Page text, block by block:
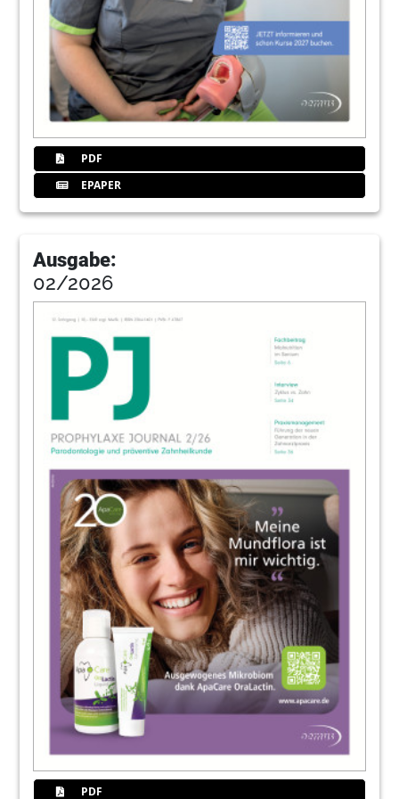
26 Produkte
Redaktion
27 Jahrbuch Zahnerhaltung – ein Best-of für
Endodontie & Prophylaxe
FAQ im Arbeitsrecht – Antworten für die
Praxis
Nancy Djelassi
Zisterer über Beruf und Gewinn des
Praktikerpreises
Friederike Heidenreich im Gespräch mit Heidi
Zisterer
Sagen Sie, was Sie wollen –
Kommunikation mit Mitarbeitenden
Gudrun Mentel
38Praxisrelevante und praktische Einblicke
beim MUNDHYGIENETAG 2024
Redaktion
WE LOVE Zahnerhaltung – Alles rund ums
Fach bei der OEMUS MEDIA AG
Redaktion
Termine / Impressum
Redaktion
Dental News to go: Die Welt der
Zahnmedizin jetzt bei WhatsApp
EMS Electro Medical Systems S.A.
PDF
EPAPER
Ausgabe:
02/2026
PDF